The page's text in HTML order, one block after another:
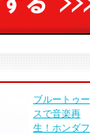
ブルートゥー
スで音楽再
生！ホンダフ